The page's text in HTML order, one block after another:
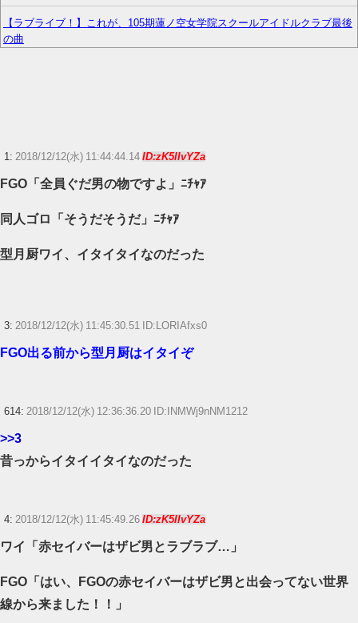
【ラブライブ！】これが、105期蓮ノ空女学院スクールアイドルクラブ最後
の曲
【声優】逢田梨香子(34)【ラブライブ！サンシャイン!!】
【朗報】今年の夏、ガチで涼しい
ニンテンドーダイレクトってやる意味あるの？
『ゼノブレイド ディフィニティブエディション Nintendo Switch 2 Edition』
Powered by livedoor 相互RSS
1: 2018/12/12(水) 11:44:44.14 ID:zK5lIvYZa
FGO「全員ぐだ男の物ですよ」ﾆﾁｬｱ
同人ゴロ「そうだそうだ」ﾆﾁｬｱ
型月厨ワイ、イタイタイなのだった
3: 2018/12/12(水) 11:45:30.51 ID:LORIAfxs0
FGO出る前から型月厨はイタイぞ
614: 2018/12/12(水) 12:36:36.20 ID:INMWj9nNM1212
>>3
昔っからイタイイタイなのだった
4: 2018/12/12(水) 11:45:49.26 ID:zK5lIvYZa
ワイ「赤セイバーはザビ男とラブラブ…」
FGO「はい、FGOの赤セイバーはザビ男と出会ってない世界
線から来ました！！」